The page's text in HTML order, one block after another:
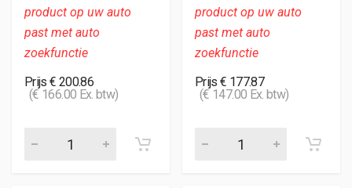
product op uw auto
past met auto
zoekfunctie
Prijs € 200.86
(€ 166.00 Ex. btw)
product op uw auto
past met auto
zoekfunctie
Prijs € 177.87
(€ 147.00 Ex. btw)